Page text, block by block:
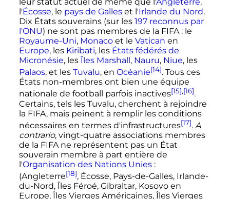
l'Écosse, le pays de Galleset l'Irlande du Nord.
Dix États souverains (sur les 197 reconnus par
l'ONU) ne sont pas membres de la FIFA : le
Royaume-Uni, Monacoet le Vatican en
Europe, les Kiribati, les États fédérés de
Micronésie, les Îles Marshall , Nauru, Niue, les
Palaos, et les Tuvalu, en Océanie[14]. Tous ces
États non-membres ont bien une équipe
nationale de football parfois inactives[15],[16].
Certains, tels les Tuvalu, cherchent à rejoindre
la FIFA, mais peinent à remplir les conditions
nécessaires en termes d'infrastructures[17]. A
contrario, vingt-quatre associations membres
de la FIFA ne représentent pas un État
souverain membre à part entière de
l'Organisation des Nations Unies :
(Angleterre[18], Écosse, Pays-de-Galles, Irlande-
du-Nord, Îles Féroé, Gibraltar, Kosovo en
Europe, Îles Vierges Américaines, Îles Vierges